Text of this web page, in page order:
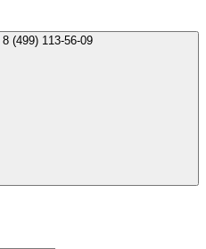
8 (499) 113-56-09